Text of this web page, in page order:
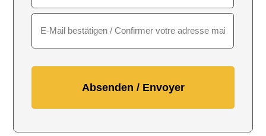
E-
Mail
Mail
Alternative: